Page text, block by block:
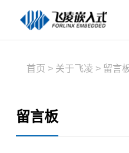
首页 > 关于飞凌 > 留言
留言板